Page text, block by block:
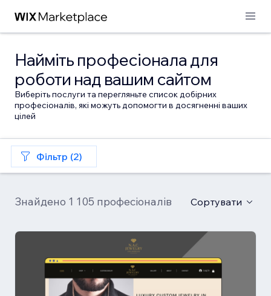
Найміть професіонала для
роботи над вашим сайтом
Виберіть послуги та перегляньте список добірних
професіоналів, які можуть допомогти в досягненні ваших
цілей
Фільтр (2)
Знайдено 1 105 професіоналів Сортувати